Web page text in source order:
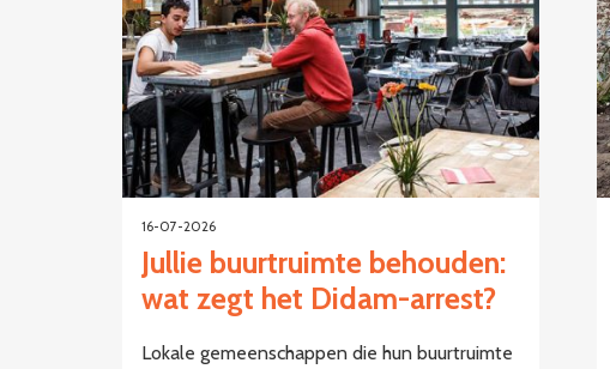
16-07-2026
Jullie buurtruimte behouden:
wat zegt het Didam-arrest?
Lokale gemeenschappen die hun buurtruimte